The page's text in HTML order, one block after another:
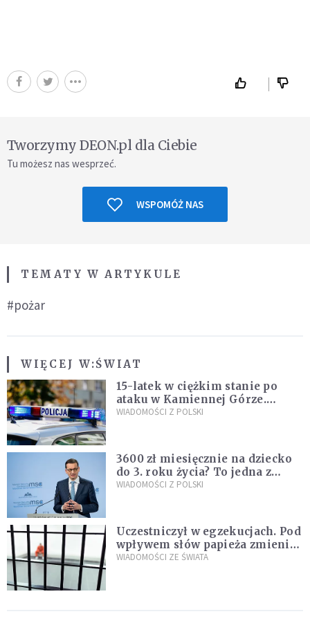
Tworzymy DEON.pl dla Ciebie
Tu możesz nas wesprzeć.
WSPOMÓŻ NAS
TEMATY W ARTYKULE
#pożar
WIĘCEJ W:ŚWIAT
15-latek w ciężkim stanie po
ataku w Kamiennej Górze.
Policja zatrzymała dwóch
WIADOMOŚCI Z POLSKI
3600 zł miesięcznie na dziecko
do 3. roku życia? To jedna z
propozycji programu "Rozwój
WIADOMOŚCI Z POLSKI
Uczestniczył w egzekucjach. Pod
wpływem słów papieża zmienił
zdanie
WIADOMOŚCI ZE ŚWIATA